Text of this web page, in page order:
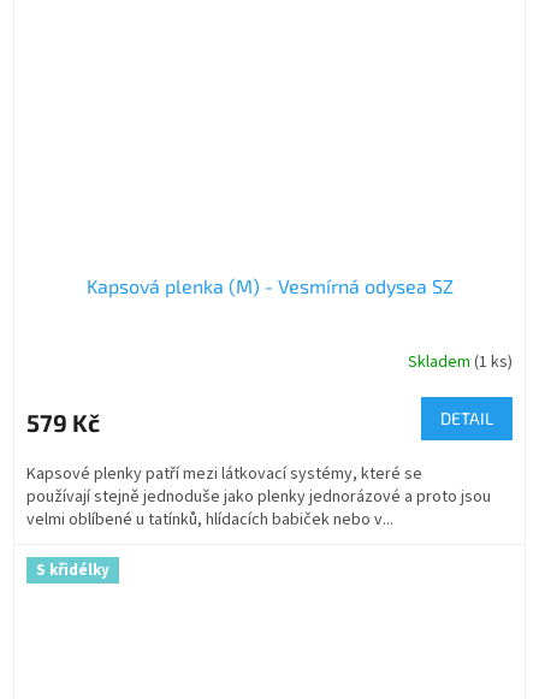
Kapsová plenka (M) - Vesmírná odysea SZ
Skladem (1 ks)
579 Kč DETAIL
Kapsové plenky patří mezi látkovací systémy, které se
používají stejně jednoduše jako plenky jednorázové a proto jsou
velmi oblíbené u tatínků, hlídacích babiček nebo v...
S křidélky